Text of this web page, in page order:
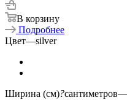
В корзину
Подробнее
Цвет—silver
Ширина (см)?сантиметров—